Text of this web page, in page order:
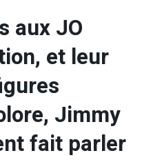
aux JO
et leur
Jimmy
fait parler